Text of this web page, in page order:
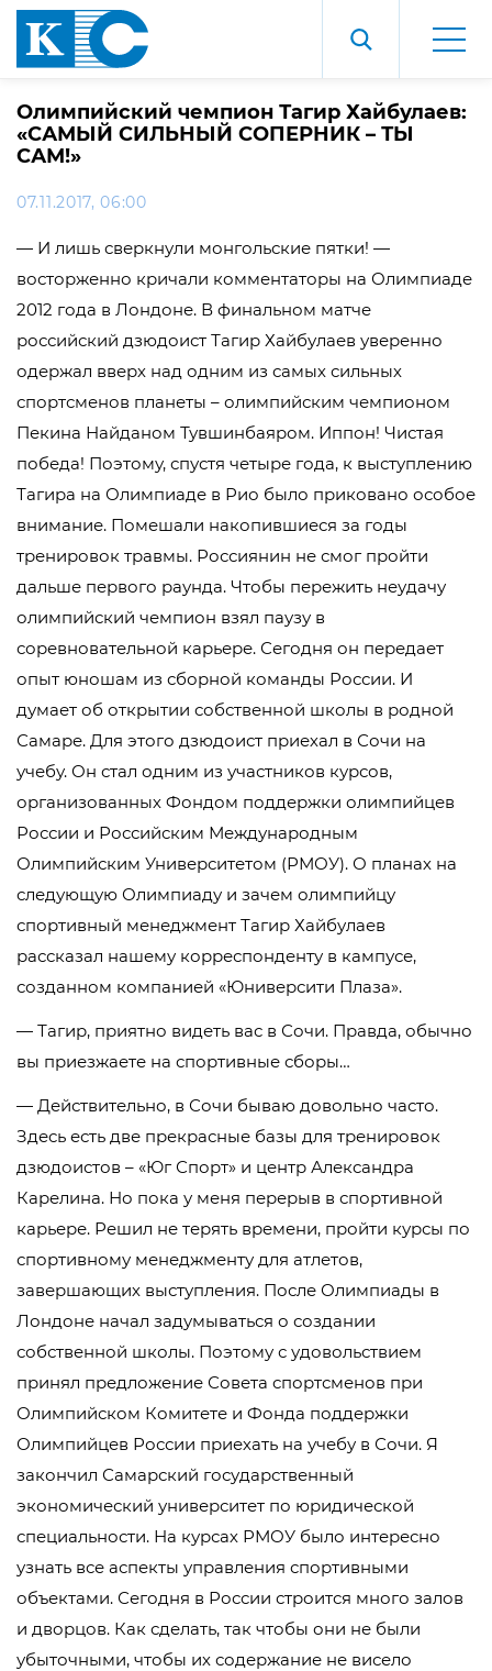
Олимпийский чемпион Тагир Хайбулаев:
«САМЫЙ СИЛЬНЫЙ СОПЕРНИК – ТЫ
САМ!»
07.11.2017, 06:00
— И лишь сверкнули монгольские пятки! —
восторженно кричали комментаторы на Олимпиаде
2012 года в Лондоне. В финальном матче
российский дзюдоист Тагир Хайбулаев уверенно
одержал вверх над одним из самых сильных
спортсменов планеты – олимпийским чемпионом
Пекина Найданом Тувшинбаяром. Иппон! Чистая
победа! Поэтому, спустя четыре года, к выступлению
Тагира на Олимпиаде в Рио было приковано особое
внимание. Помешали накопившиеся за годы
тренировок травмы. Россиянин не смог пройти
дальше первого раунда. Чтобы пережить неудачу
олимпийский чемпион взял паузу в
соревновательной карьере. Сегодня он передает
опыт юношам из сборной команды России. И
думает об открытии собственной школы в родной
Самаре. Для этого дзюдоист приехал в Сочи на
учебу. Он стал одним из участников курсов,
организованных Фондом поддержки олимпийцев
России и Российским Международным
Олимпийским Университетом (РМОУ). О планах на
следующую Олимпиаду и зачем олимпийцу
спортивный менеджмент Тагир Хайбулаев
рассказал нашему корреспонденту в кампусе,
созданном компанией «Юниверсити Плаза».
— Тагир, приятно видеть вас в Сочи. Правда, обычно
вы приезжаете на спортивные сборы…
— Действительно, в Сочи бываю довольно часто.
Здесь есть две прекрасные базы для тренировок
дзюдоистов – «Юг Спорт» и центр Александра
Карелина. Но пока у меня перерыв в спортивной
карьере. Решил не терять времени, пройти курсы по
спортивному менеджменту для атлетов,
завершающих выступления. После Олимпиады в
Лондоне начал задумываться о создании
собственной школы. Поэтому с удовольствием
принял предложение Совета спортсменов при
Олимпийском Комитете и Фонда поддержки
Олимпийцев России приехать на учебу в Сочи. Я
закончил Самарский государственный
экономический университет по юридической
специальности. На курсах РМОУ было интересно
узнать все аспекты управления спортивными
объектами. Сегодня в России строится много залов
и дворцов. Как сделать, так чтобы они не были
убыточными, чтобы их содержание не висело